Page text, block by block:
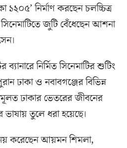
১২০৫’ নির্মাণ করছেন চলচ্চিত্র
জুটি বেঁধেছেন আশনা
ব্যানারে নির্মিত সিনেমাটির শুটিং
ঢাকা ও নবাবগঞ্জের বিভিন্ন
ঢাকার ভেতরের জীবনের
ভাষায় তুলে ধরা হয়েছে।
করেছেন আয়মন শিমলা,